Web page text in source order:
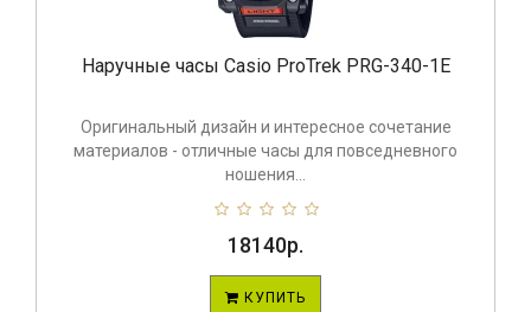
Наручные часы Casio ProTrek PRG-340-1E
Оригинальный дизайн и интересное сочетание
материалов - отличные часы для повседневного
ношения...
18140р.
КУПИТЬ